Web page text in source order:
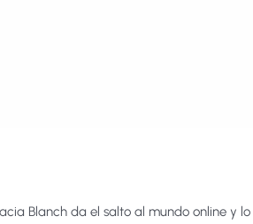
Blanch da el salto al mundo online y